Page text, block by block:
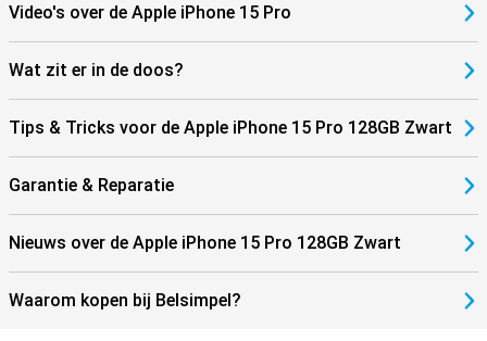
Video's over de Apple iPhone 15 Pro
Wat zit er in de doos?
Tips & Tricks voor de Apple iPhone 15 Pro 128GB Zwart
Garantie & Reparatie
Nieuws over de Apple iPhone 15 Pro 128GB Zwart
Waarom kopen bij Belsimpel?